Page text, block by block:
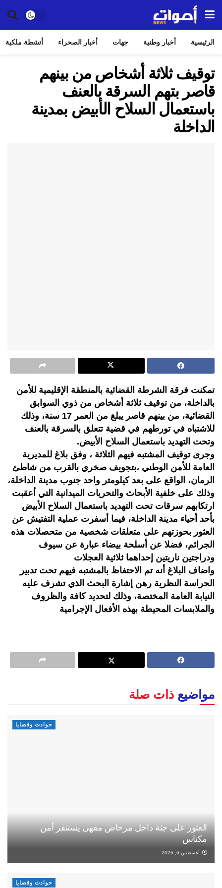
الرئيسية أخبار وطنية جهات أخبار الصحراء أنشطة ملكية
توقيف ثلاثة أشخاص من بينهم
قاصر بتهم السرقة بالعنف
باستعمال السلاح الأبيض بمدينة
الداخلة
تمكنت فرقة الشرطة القضائية بالمنطقة الإقليمية للأمن
بالداخلة، من توقيف ثلاثة أشخاص من ذوي السوابق
القضائية، من بينهم قاصر يبلغ من العمر 17 سنة، وذلك
للاشتباه في تورطهم في قضية تتعلق بالسرقة بالعنف
وتحت التهديد باستعمال السلاح الأبيض.
وجرى توقيف المشتبه فيهم الثلاثة ، وفق بلاغ للمديرية
العامة للأمن الوطني ،بتجويف صخري بالقرب من شاطئ
الرمان، الواقع على بعد كيلومتر واحد جنوب مدينة الداخلة،
وذلك على خلفية الأبحاث والتحريات الميدانية التي أعقبت
ارتكابهم سرقات تحت التهديد باستعمال السلاح الأبيض
بأحد أحياء مدينة الداخلة، فيما أسفرت عملية التفتيش عن
العثور بحوزتهم على متعلقات شخصية من متحصلات هذه
الجرائم، فضلا عن أسلحة بيضاء عبارة عن سيوف
ودراجتين ناريتين إحداهما ثلاثية العجلات
واضاف البلاغ أنه تم الاحتفاظ بالمشتبه فيهم تحت تدبير
الحراسة النظرية رهن إشارة البحث الذي تشرف عليه
النيابة العامة المختصة، وذلك لتحديد كافة والظروف
والملابسات المحيطة بهذه الأفعال الإجرامية
مواضيع ذات صلة
حوادث وقضايا
العثور على جثة داخل مرحاض مقهى يستنفر أمن
مكناس
أغسطس 6, 2026
حوادث وقضايا